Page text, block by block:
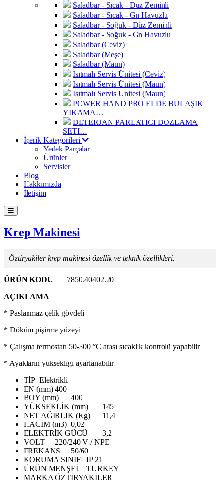
Saladbar - Sıcak - Düz Zeminli
Saladbar - Sıcak - Gn Havuzlu
Saladbar - Soğuk - Düz Zeminli
Saladbar - Soğuk - Gn Havuzlu
Saladbar (Ceviz)
Saladbar (Meşe)
Saladbar (Maun)
Isıtmalı Servis Ünitesi (Ceviz)
Isıtmalı Servis Ünitesi (Maun)
Isıtmalı Servis Ünitesi (Maun)
POWER HAND PRO ELDE BULAŞIK
YIKAMA…
DETERJAN PARLATICI DOZLAMA
SETI…
İçerik Kategorileri
Yedek Parçalar
Ürünler
Servisler
Blog
Hakkımızda
İletişim
Krep Makinesi
Öztiryakiler krep makinesi özellik ve teknik özellikleri.
ÜRÜN KODU
7850.40402.20
AÇIKLAMA
* Paslanmaz çelik gövdeli
* Döküm pişirme yüzeyi
* Çalışma termostatı 50-300 °C arası sıcaklık kontrolü yapabilir
* Ayakların yüksekliği ayarlanabilir
TİP Elektrikli
EN (mm) 400
BOY (mm)
400
YÜKSEKLİK (mm)
145
NET AĞIRLIK (Kg)
11,4
HACİM (m3) 0,02
ELEKTRİK GÜCÜ
3,2
VOLT
220/240 V / NPE
FREKANS
50/60
KORUMA SINIFI IP 21
ÜRÜN MENŞEİ
TURKEY
MARKA ÖZTİRYAKİLER